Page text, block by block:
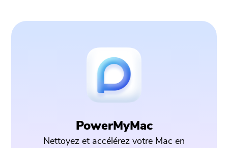
PowerMyMac
Nettoyez et accélérez votre Mac en